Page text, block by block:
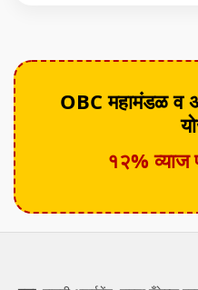
OBC महामंडळ व
१२% व्याज